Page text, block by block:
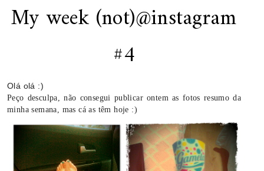
My week (not)@instagram
#4
Olá olá :)
Peço desculpa, não consegui publicar ontem as fotos resumo da
minha semana, mas cá as têm hoje :)